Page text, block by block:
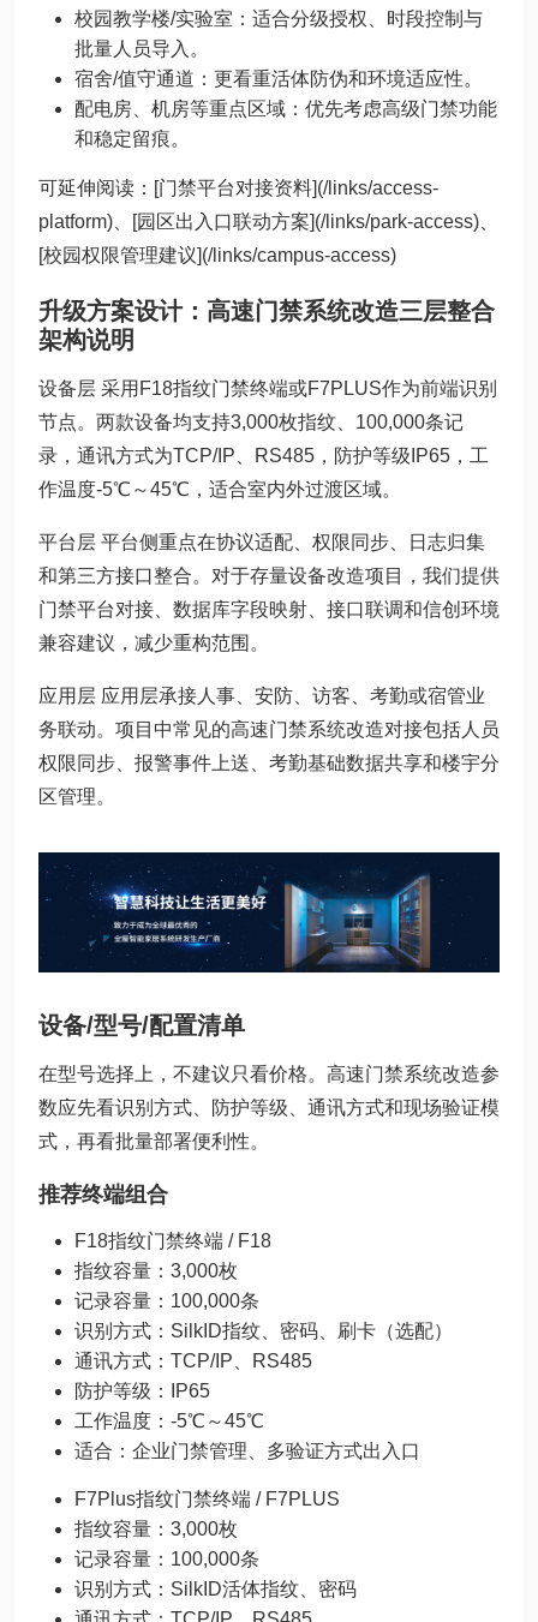
校园教学楼/实验室：适合分级授权、时段控制与
批量人员导入。
宿舍/值守通道：更看重活体防伪和环境适应性。
配电房、机房等重点区域：优先考虑高级门禁功能
和稳定留痕。
可延伸阅读：[门禁平台对接资料](/links/access-
platform)、[园区出入口联动方案](/links/park-access)、
[校园权限管理建议](/links/campus-access)
升级方案设计：高速门禁系统改造三层整合
架构说明
设备层 采用F18指纹门禁终端或F7PLUS作为前端识别
节点。两款设备均支持3,000枚指纹、100,000条记
录，通讯方式为TCP/IP、RS485，防护等级IP65，工
作温度-5℃～45℃，适合室内外过渡区域。
平台层 平台侧重点在协议适配、权限同步、日志归集
和第三方接口整合。对于存量设备改造项目，我们提供
门禁平台对接、数据库字段映射、接口联调和信创环境
兼容建议，减少重构范围。
应用层 应用层承接人事、安防、访客、考勤或宿管业
务联动。项目中常见的高速门禁系统改造对接包括人员
权限同步、报警事件上送、考勤基础数据共享和楼宇分
区管理。
设备/型号/配置清单
在型号选择上，不建议只看价格。高速门禁系统改造参
数应先看识别方式、防护等级、通讯方式和现场验证模
式，再看批量部署便利性。
推荐终端组合
F18指纹门禁终端 / F18
指纹容量：3,000枚
记录容量：100,000条
识别方式：SilkID指纹、密码、刷卡（选配）
通讯方式：TCP/IP、RS485
防护等级：IP65
工作温度：-5℃～45℃
适合：企业门禁管理、多验证方式出入口
F7Plus指纹门禁终端 / F7PLUS
指纹容量：3,000枚
记录容量：100,000条
识别方式：SilkID活体指纹、密码